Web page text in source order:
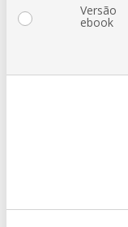
Versão
ebook